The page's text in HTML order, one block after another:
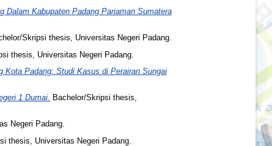
Dalam Kabupaten Padang Pariaman Sumatera
Skripsi thesis, Universitas Negeri Padang.
thesis, Universitas Negeri Padang.
Kota Padang: Studi Kasus di Perairan Sungai
1 Dumai. Bachelor/Skripsi thesis,
Negeri Padang.
thesis, Universitas Negeri Padang.